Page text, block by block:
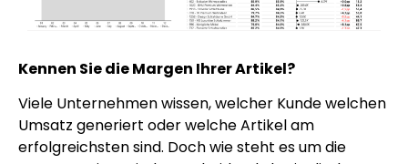
Kennen Sie die Margen Ihrer Artikel?
Viele Unternehmen wissen, welcher Kunde welchen
Umsatz generiert oder welche Artikel am
erfolgreichsten sind. Doch wie steht es um die